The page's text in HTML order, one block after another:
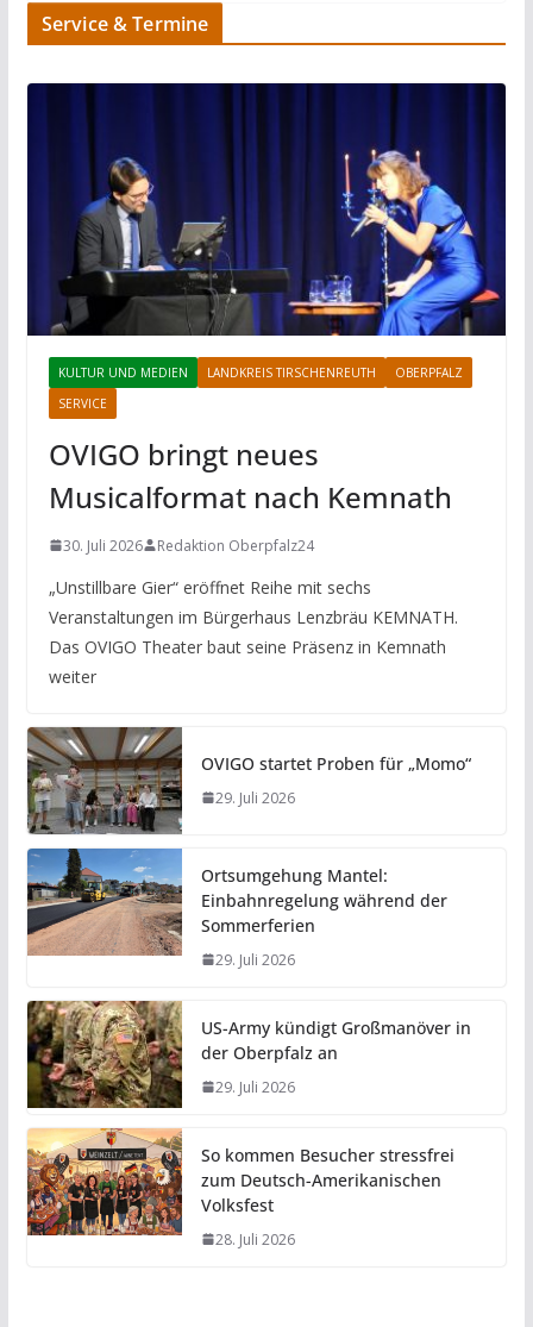
Service & Termine
KULTUR UND MEDIEN LANDKREIS TIRSCHENREUTH
OBERPFALZ
SERVICE
OVIGO bringt neues
Musicalformat nach Kemnath
30. Juli 2026 Redaktion Oberpfalz24
„Unstillbare Gier“ eröffnet Reihe mit sechs
Veranstaltungen im Bürgerhaus Lenzbräu KEMNATH.
Das OVIGO Theater baut seine Präsenz in Kemnath
weiter
OVIGO startet Proben für „Momo“
29. Juli 2026
Ortsumgehung Mantel:
Einbahnregelung während der
Sommerferien
29. Juli 2026
US-Army kündigt Großmanöver in
der Oberpfalz an
29. Juli 2026
So kommen Besucher stressfrei
zum Deutsch-Amerikanischen
Volksfest
28. Juli 2026